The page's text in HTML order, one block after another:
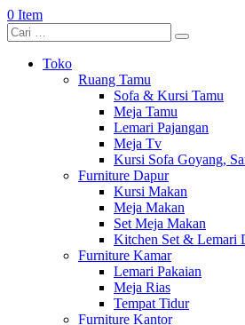
0 Item
Toko
Ruang Tamu
Sofa & Kursi Tamu
Meja Tamu
Lemari Pajangan
Meja Tv
Kursi Sofa Goyang,
Furniture Dapur
Kursi Makan
Meja Makan
Set Meja Makan
Kitchen Set & Lemari
Furniture Kamar
Lemari Pakaian
Meja Rias
Tempat Tidur
Furniture Kantor